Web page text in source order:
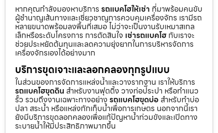
หากคุณกำลังมองหาบริการ รถแบคโฮให้เช่า ที่มาพร้อมคนขับ
ผู้ชำนาญเส้นทางและเชี่ยวชาญการควบคุมเครื่องจักร เรามีรถ
หลายขนาดพร้อมลงพื้นที่เสมอ ไม่ว่าจะเป็นงานรับเหมาสเกล
เล็กหรือระดับโครงการ การตัดสินใจ เช่ารถแบคโฮ กับเราจะ
ช่วยประหยัดต้นทุนและลดความยุ่งยากในการบริหารจัดการ
เครื่องจักรเองได้อย่างมาก
บริการขุดเจาะและลอกคลองทุกรูปแบบ
ในส่วนของการจัดการแหล่งน้ำและวางรากฐาน เราให้บริการ
รถแบคโฮขุดดิน สำหรับงานฟุตติ้ง วางท่อประปา หรือทำแนว
รั้ว รวมถึงงานเฉพาะทางอย่าง รถแบคโฮขุดบ่อ สำหรับทำบ่อ
ปลา สระน้ำ หรือแหล่งกักเก็บน้ำเพื่อการเกษตร นอกจากนี้เรา
ยังมีบริการขุดลอกคลองเพื่อแก้ปัญหาน้ำท่วมขังและเปิดทาง
ระบายน้ำให้มีประสิทธิภาพมากขึ้น